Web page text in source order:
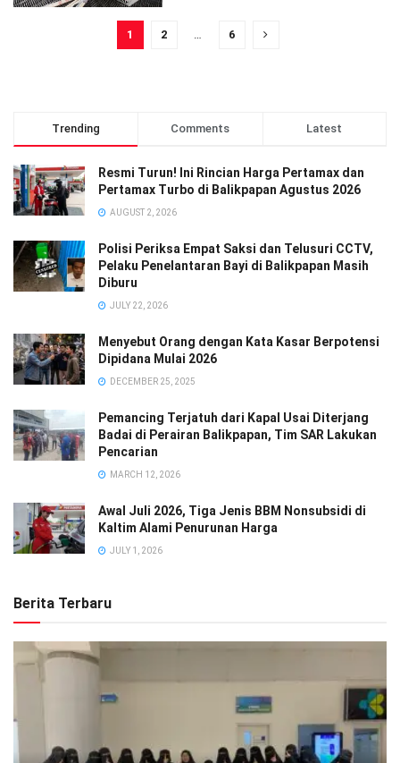
1 2 6
Trending Comments Latest
Resmi Turun! Ini Rincian Harga Pertamax dan
Pertamax Turbo di Balikpapan Agustus 2026
AUGUST 2, 2026
Polisi Periksa Empat Saksi dan Telusuri CCTV,
Pelaku Penelantaran Bayi di Balikpapan Masih
Diburu
JULY 22, 2026
Menyebut Orang dengan Kata Kasar Berpotensi
Dipidana Mulai 2026
DECEMBER 25, 2025
Pemancing Terjatuh dari Kapal Usai Diterjang
Badai di Perairan Balikpapan, Tim SAR Lakukan
Pencarian
MARCH 12, 2026
Awal Juli 2026, Tiga Jenis BBM Nonsubsidi di
Kaltim Alami Penurunan Harga
JULY 1, 2026
Berita Terbaru